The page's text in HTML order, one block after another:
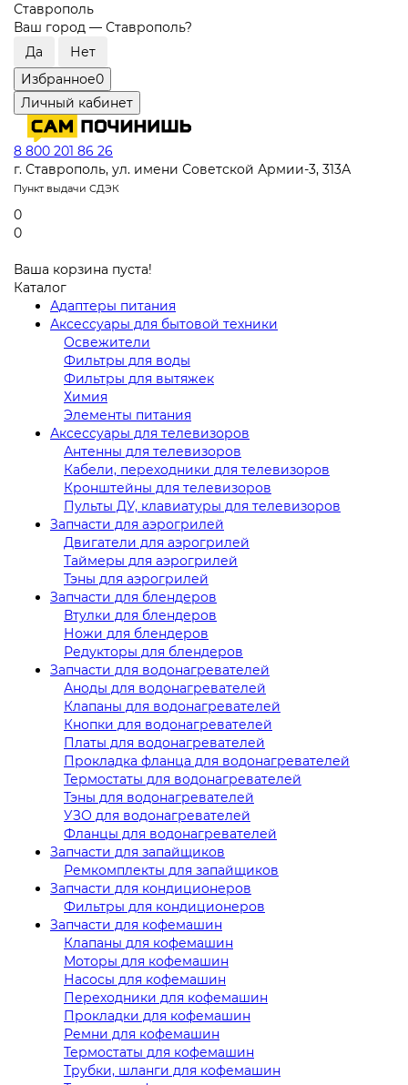
Ставрополь
Ваш город — Ставрополь?
Избранное0
Личный кабинет
8 800 201 86 26
г. Ставрополь, ул. имени Советской Армии-3, 313А
Пункт выдачи СДЭК
0
0
Ваша корзина пуста!
Каталог
Адаптеры питания
Аксессуары для бытовой техники
Освежители
Фильтры для воды
Фильтры для вытяжек
Химия
Элементы питания
Аксессуары для телевизоров
Антенны для телевизоров
Кабели, переходники для телевизоров
Кронштейны для телевизоров
Пульты ДУ, клавиатуры для телевизоров
Запчасти для аэрогрилей
Двигатели для аэрогрилей
Таймеры для аэрогрилей
Тэны для аэрогрилей
Запчасти для блендеров
Втулки для блендеров
Ножи для блендеров
Редукторы для блендеров
Запчасти для водонагревателей
Аноды для водонагревателей
Клапаны для водонагревателей
Кнопки для водонагревателей
Платы для водонагревателей
Прокладка фланца для водонагревателей
Термостаты для водонагревателей
Тэны для водонагревателей
УЗО для водонагревателей
Фланцы для водонагревателей
Запчасти для запайщиков
Ремкомплекты для запайщиков
Запчасти для кондиционеров
Фильтры для кондиционеров
Запчасти для кофемашин
Клапаны для кофемашин
Моторы для кофемашин
Насосы для кофемашин
Переходники для кофемашин
Прокладки для кофемашин
Ремни для кофемашин
Термостаты для кофемашин
Трубки, шланги для кофемашин